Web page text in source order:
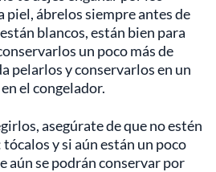
piel, ábrelos siempre antes de
blancos, están bien para
un poco más de
pelarlos y conservarlos en un
el congelador.
asegúrate de que no estén
y si aún están un poco
aún se podrán conservar por